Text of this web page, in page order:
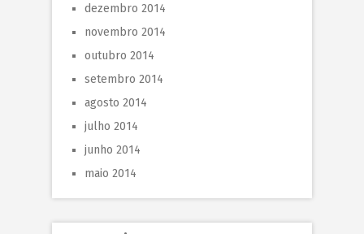
dezembro 2014
novembro 2014
outubro 2014
setembro 2014
agosto 2014
julho 2014
junho 2014
maio 2014